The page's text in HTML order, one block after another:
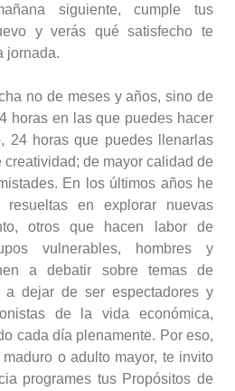
siguiente, cumple tus
y verás qué satisfecho te
jornada.
no de meses y años, sino de
horas en las que puedes hacer
24 horas que puedes llenarlas
de mayor calidad de
En los últimos años he
en explorar nuevas
otros que hacen labor de
vulnerables, hombres y
a debatir sobre temas de
a dejar de ser espectadores y
de la vida económica,
cada día plenamente. Por eso,
o adulto mayor, te invito
programes tus Propósitos de